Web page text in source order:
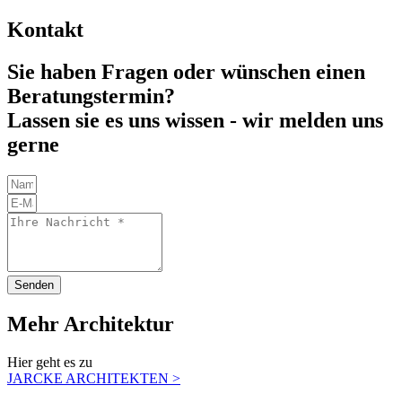
Kontakt
Sie haben Fragen oder wünschen einen
Beratungstermin?
Lassen sie es uns wissen - wir melden uns
gerne
Senden
Mehr Architektur
Hier geht es zu
JARCKE ARCHITEKTEN >